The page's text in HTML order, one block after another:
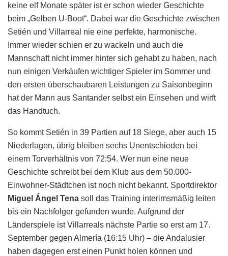
keine elf Monate später ist er schon wieder Geschichte
beim „Gelben U-Boot“. Dabei war die Geschichte zwischen
Setién und Villarreal nie eine perfekte, harmonische.
Immer wieder schien er zu wackeln und auch die
Mannschaft nicht immer hinter sich gehabt zu haben, nach
nun einigen Verkäufen wichtiger Spieler im Sommer und
den ersten überschaubaren Leistungen zu Saisonbeginn
hat der Mann aus Santander selbst ein Einsehen und wirft
das Handtuch.
So kommt Setién in 39 Partien auf 18 Siege, aber auch 15
Niederlagen, übrig bleiben sechs Unentschieden bei
einem Torverhältnis von 72:54. Wer nun eine neue
Geschichte schreibt bei dem Klub aus dem 50.000-
Einwohner-Städtchen ist noch nicht bekannt. Sportdirektor
Miguel Ángel Tena soll das Training interimsmäßig leiten
bis ein Nachfolger gefunden wurde. Aufgrund der
Länderspiele ist Villarreals nächste Partie so erst am 17.
September gegen Almería (16:15 Uhr) – die Andalusier
haben dagegen erst einen Punkt holen können und